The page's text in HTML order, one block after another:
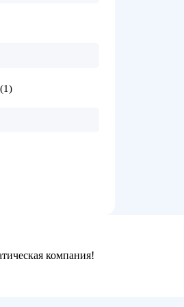
(1)
компания!